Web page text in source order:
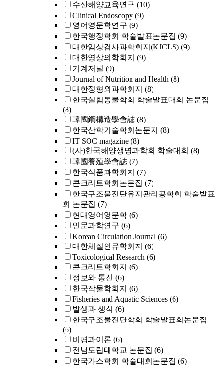
수산해양교육연구 (10)
Clinical Endoscopy (9)
영어영문학연구 (9)
한국행정학회 학술발표논문집 (9)
대한임상검사과학회지(KJCLS) (9)
대한영상의학회지 (9)
기계저널 (9)
Journal of Nutrition and Health (8)
대한정형외과학회지 (8)
한국실험동물학회 학술발표대회 논문집
(8)
韓國鋼構造學會誌 (8)
한국산학기술학회논문지 (8)
IT SOC magazine (8)
(사)한국해양생명과학회 학술대회 (8)
韓國養殖學會誌 (7)
한국식품과학회지 (7)
콘크리트학회논문집 (7)
한국구조물진단유지관리공학회 학술발표
회 논문집 (7)
현대영어영문학 (6)
인문과학연구 (6)
Korean Circulation Journal (6)
대한체질인류학회지 (6)
Toxicological Research (6)
콘크리트학회지 (6)
정보와 통신 (6)
한국작물학회지 (6)
Fisheries and Aquatic Sciences (6)
발생과 생식 (6)
한국구조물진단학회 학술발표회논문집
(6)
비평과이론 (6)
전남도립대학교 논문집 (6)
한국가스학회 학술대회논문집 (6)